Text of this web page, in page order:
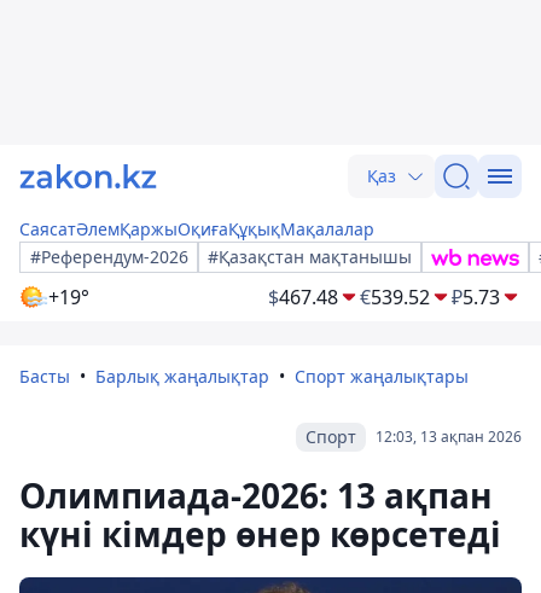
Қаз
СаясатӘлемҚаржыОқиғаҚұқықМақалалар
#Референдум-2026
#Қазақстан мақтанышы
+19° $467.48 €539.52 ₽5.73
Басты Барлық жаңалықтар Спорт жаңалықтары
12:03, 13 ақпан 2026
Спорт
Олимпиада-2026: 13 ақпан
күні кімдер өнер көрсетеді